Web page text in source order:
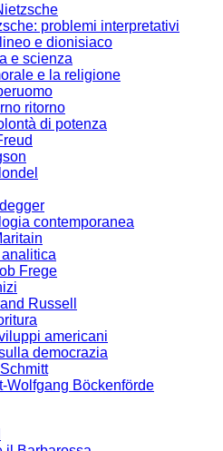
problemi interpretativi
e dionisiaco
e scienza
e la religione
ritorno
di potenza
contemporanea
Frege
Russell
americani
democrazia
Wolfgang Böckenförde